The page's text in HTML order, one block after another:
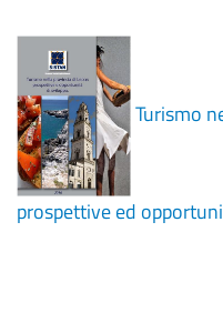
Turismo
prospettive ed